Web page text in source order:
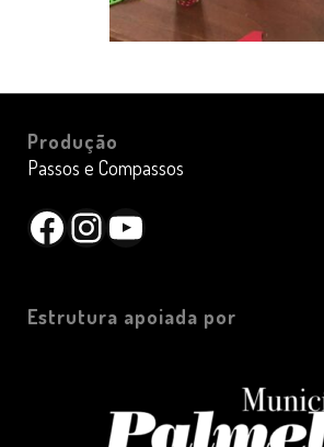
Produção
Passos e Compassos
Facebook
Instagram
YouTube
Estrutura apoiada por